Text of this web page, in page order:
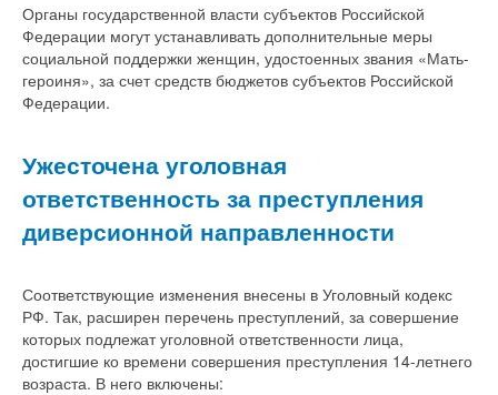
Органы государственной власти субъектов Российской
Федерации могут устанавливать дополнительные меры
социальной поддержки женщин, удостоенных звания «Мать-
героиня», за счет средств бюджетов субъектов Российской
Федерации.
Ужесточена уголовная
ответственность за преступления
диверсионной направленности
Соответствующие изменения внесены в Уголовный кодекс
РФ. Так, расширен перечень преступлений, за совершение
которых подлежат уголовной ответственности лица,
достигшие ко времени совершения преступления 14-летнего
возраста. В него включены: